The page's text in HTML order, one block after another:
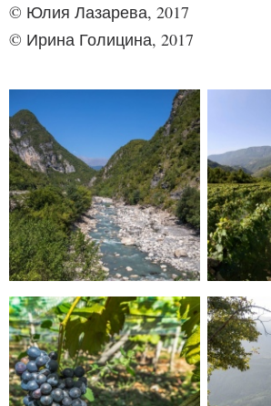
© Юлия Лазарева, 2017
© Ирина Голицина, 2017